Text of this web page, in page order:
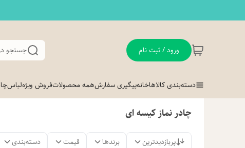
ورود / ثبت نام جستجو
دسته‌بندی کالاهاخانهپیگیری سفارشهمه محصولاتفروش ویژهلباس
چادر نماز کیسه ای
پربازدیدترین برندها قیمت دسته‌بندی